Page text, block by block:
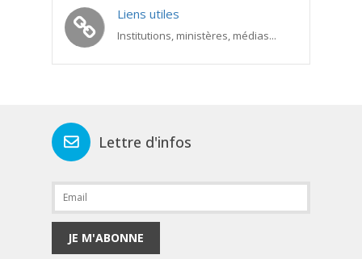
Liens utiles
Institutions, ministères, médias...
Lettre d'infos
JE M'ABONNE